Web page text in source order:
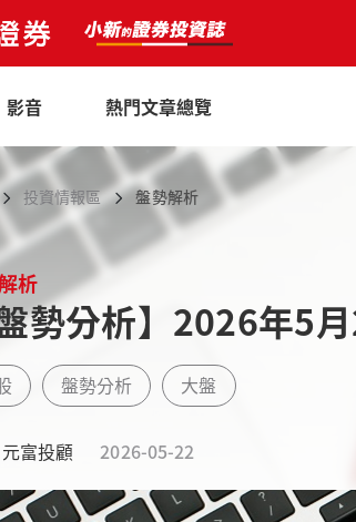
影音 熱門文章總覽
投資情報區 盤勢解析
析
盤勢分析】2026年5
盤勢分析 大盤
元富投顧 2026-05-22